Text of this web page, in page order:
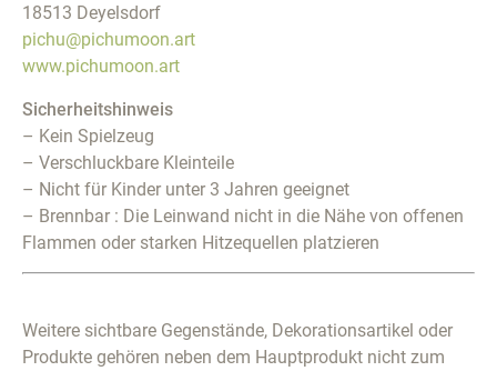
18513 Deyelsdorf
pichu@pichumoon.art
www.pichumoon.art
Sicherheitshinweis
– Kein Spielzeug
– Verschluckbare Kleinteile
– Nicht für Kinder unter 3 Jahren geeignet
– Brennbar : Die Leinwand nicht in die Nähe von offenen
Flammen oder starken Hitzequellen platzieren
Weitere sichtbare Gegenstände, Dekorationsartikel oder
Produkte gehören neben dem Hauptprodukt nicht zum